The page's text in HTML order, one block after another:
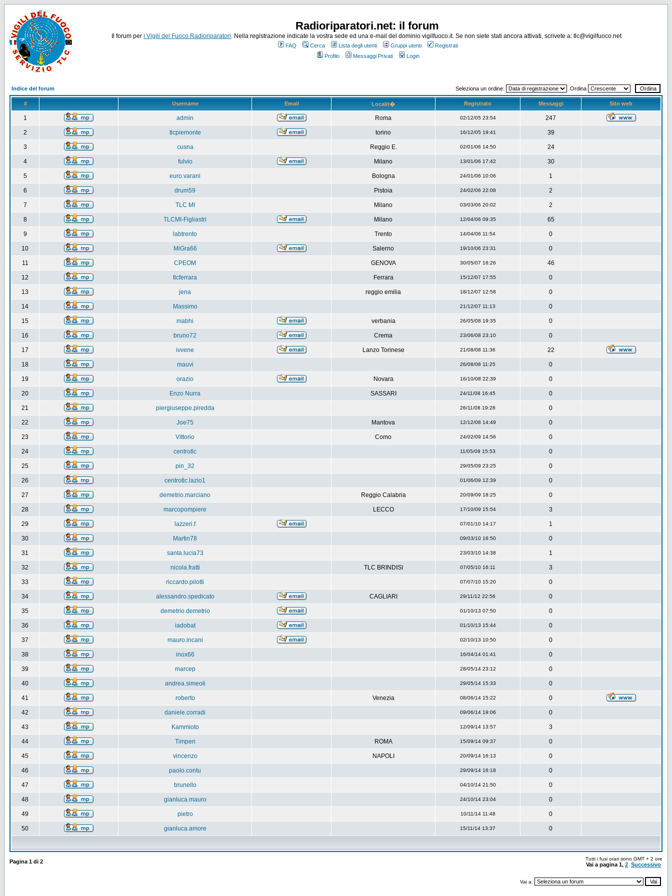
Radioriparatori.net: il forum
Il forum per i Vigili del Fuoco Radioriparatori. Nella registrazione indicate la vostra sede ed una e-mail del dominio vigilfuoco.it. Se non siete stati ancora attivati, scrivete a: tlc@vigilfuoco.net
FAQ Cerca Lista degli utenti Gruppi utenti
Registrati
Profilo
Messaggi Privati Login
Indice del forum Seleziona un ordine: Ordina
# Username Email Localit� Registrato Messaggi Sito web
1 admin Roma 02/12/05 23:54 247
2 tlcpiemonte torino 16/12/05 19:41 39
3 cusna Reggio E. 02/01/06 14:50 24
4 fulvio Milano 13/01/06 17:42 30
5 euro.varani Bologna 24/01/06 10:06 1
6 drum59 Pistoia 24/02/06 22:08 2
7 TLC MI Milano 03/03/06 20:02 2
8 TLCMI-Figliastri Milano 12/04/06 09:35 65
9 labtrento Trento 14/04/06 11:54 0
10 MiGra66 Salerno 19/10/06 23:31 0
11 CPEOM GENOVA 30/05/07 16:26 46
12 tlcferrara Ferrara 15/12/07 17:55 0
13 jena reggio emilia 18/12/07 12:58 0
14 Massimo 21/12/07 11:13 0
15 mabhi verbania 26/05/08 19:35 0
16 bruno72 Crema 23/06/08 23:10 0
17 ivvene Lanzo Torinese 21/08/08 11:36 22
18 mauvi 26/08/08 11:25 0
19 orazio Novara 16/10/08 22:39 0
20 Enzo Nurra SASSARI 24/11/08 16:45 0
21 piergiuseppe.piredda 26/11/08 19:28 0
22 Joe75 Mantova 12/12/08 14:49 0
23 Vittorio Como 24/02/09 14:56 0
24 centrotlc 11/05/09 15:53 0
25 pin_32 29/05/09 23:25 0
26 centrotlc.lazio1 01/06/09 12:39 0
27 demetrio.marciano Reggio Calabria 20/09/09 18:25 0
28 marcopompiere LECCO 17/10/09 15:54 3
29 lazzeri.f 07/01/10 14:17 1
30 Martin78 09/03/10 16:50 0
31 santa.lucia73 23/03/10 14:38 1
32 nicola.fratti TLC BRINDISI 07/05/10 16:11 3
33 riccardo.pilotti 07/07/10 15:20 0
34 alessandro.spedicato CAGLIARI 29/11/12 22:56 0
35 demetrio.demetrio 01/10/13 07:50 0
36 iadobat 01/10/13 15:44 0
37 mauro.incani 02/10/13 10:50 0
38 inox66 16/04/14 01:41 0
39 marcep 28/05/14 23:12 0
40 andrea.simeoli 29/05/14 15:33 0
41 roberto Venezia 08/06/14 15:22 0
42 daniele.corradi 09/06/14 19:06 0
43 Kammioto 12/09/14 13:57 3
44 Timperi ROMA 15/09/14 09:37 0
45 vincenzo NAPOLI 20/09/14 16:13 0
46 paolo.contu 29/09/14 16:18 0
47 brunello 04/10/14 21:50 0
48 gianluca.mauro 24/10/14 23:04 0
49 pietro 10/11/14 11:48 0
50 gianluca.amore 15/11/14 13:37 0
Pagina 1 di 2 Tutti i fusi orari sono GMT + 2 ore
Vai a pagina 1, 2 Successivo
Vai a: